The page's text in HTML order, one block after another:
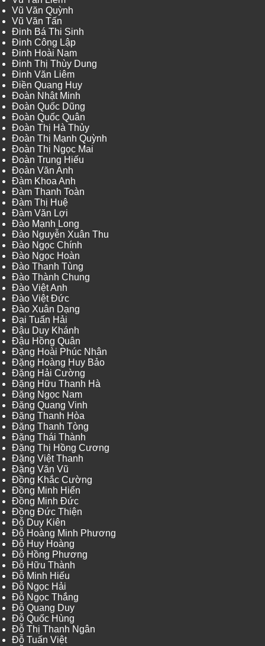
Vũ Văn Quỳnh
Vũ Văn Tấn
Đinh Bá Thi Sinh
Đinh Công Lập
Đinh Hoài Nam
Đinh Thị Thùy Dung
Đinh Văn Liêm
Điền Quang Huy
Đoàn Nhật Minh
Đoàn Quốc Dũng
Đoàn Quốc Quân
Đoàn Thị Hà Thủy
Đoàn Thị Mạnh Quỳnh
Đoàn Thị Ngọc Mai
Đoàn Trung Hiếu
Đoàn Văn Anh
Đàm Khoa Anh
Đàm Thanh Toàn
Đàm Thị Huệ
Đàm Văn Lợi
Đào Mạnh Long
Đào Nguyễn Xuân Thu
Đào Ngọc Chính
Đào Ngọc Hoàn
Đào Thanh Tùng
Đào Thành Chung
Đào Việt Anh
Đào Việt Đức
Đào Xuân Dạng
Đại Tuấn Hải
Đậu Duy Khánh
Đậu Hồng Quân
Đặng Hoài Phúc Nhân
Đặng Hoàng Huy Bảo
Đặng Hải Cường
Đặng Hữu Thanh Hà
Đặng Ngọc Nam
Đặng Quang Vinh
Đặng Thanh Hòa
Đặng Thanh Tòng
Đặng Thái Thành
Đặng Thị Hồng Cương
Đặng Việt Thanh
Đặng Văn Vũ
Đồng Khắc Cường
Đồng Minh Hiển
Đồng Minh Đức
Đồng Đức Thiện
Đỗ Duy Kiên
Đỗ Hoàng Minh Phương
Đỗ Huy Hoàng
Đỗ Hồng Phương
Đỗ Hữu Thành
Đỗ Minh Hiếu
Đỗ Ngọc Hải
Đỗ Ngọc Thắng
Đỗ Quang Duy
Đỗ Quốc Hùng
Đỗ Thị Thanh Ngân
Đỗ Tuấn Việt